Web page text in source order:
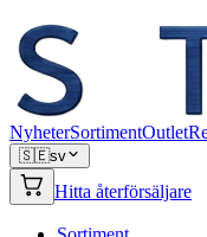
NyheterSortimentOutlet
🇸🇪sv
Hitta återförsäljare